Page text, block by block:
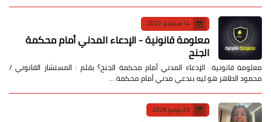
14 سبتمبر 2022
معلومة قانونية - الإدعاء المدني أمام محكمة
الجنح
معلومة قانونية الإدعاء المدني أمام محكمة الجنح؟ بقلم : المستشار القانوني /
محمود الطاهر هو ليه بندعي مدني أمام محكمة …
25 يوليو 2026